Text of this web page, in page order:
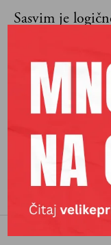
Sasvim je
pristaje ni na
američku